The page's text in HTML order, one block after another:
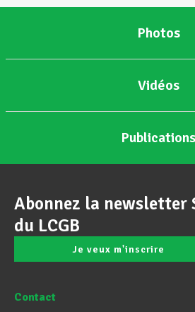
Photos
Vidéos
Publications
Abonnez la
du LCGB
Je veux m'inscrire
Contact